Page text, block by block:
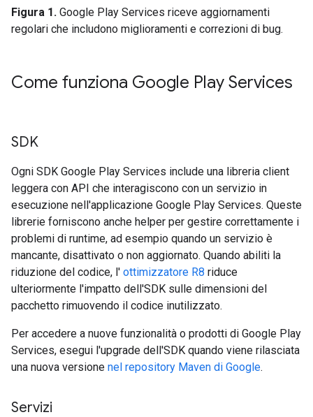
Figura 1. Google Play Services riceve aggiornamenti
regolari che includono miglioramenti e correzioni di bug.
Come funziona Google Play Services
SDK
Ogni SDK Google Play Services include una libreria client
leggera con API che interagiscono con un servizio in
esecuzione nell'applicazione Google Play Services. Queste
librerie forniscono anche helper per gestire correttamente i
problemi di runtime, ad esempio quando un servizio è
mancante, disattivato o non aggiornato. Quando abiliti la
riduzione del codice, l' ottimizzatore R8 riduce
ulteriormente l'impatto dell'SDK sulle dimensioni del
pacchetto rimuovendo il codice inutilizzato.
Per accedere a nuove funzionalità o prodotti di Google Play
Services, esegui l'upgrade dell'SDK quando viene rilasciata
una nuova versione nel repository Maven di Google.
Servizi